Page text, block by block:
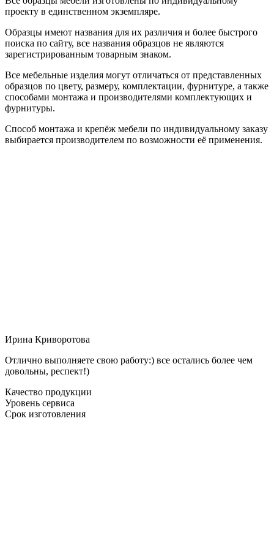
проекту в единственном экземпляре.
Образцы имеют названия для их различия и более быстрого
поиска по сайту, все названия образцов не являются
зарегистрированным товарным знаком.
Все мебельные изделия могут отличаться от представленных
образцов по цвету, размеру, комплектации, фурнитуре, а также
способами монтажа и производителями комплектующих и
фурнитуры.
Способ монтажа и крепёж мебели по индивидуальному заказу
выбирается производителем по возможности её применения.
Ирина Криворотова
Отлично выполняете свою работу:) все остались более чем
довольны, респект!)
Качество продукции
Уровень сервиса
Срок изготовления